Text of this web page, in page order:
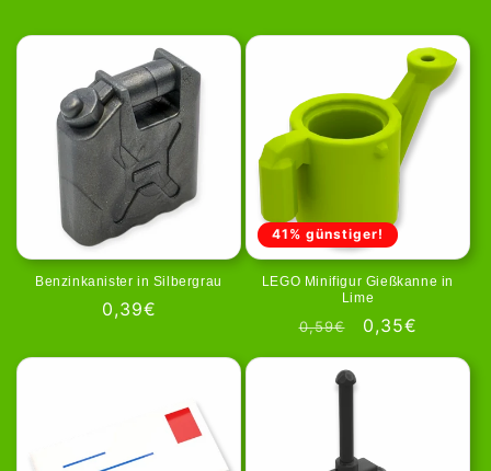
Benzinkanister in Silbergrau
Prezzo
listino
0,39€
41% günstiger!
LEGO Minifigur Gießkanne in
Lime
Prezzo
listino
0,59€
Prezzo
0,35€